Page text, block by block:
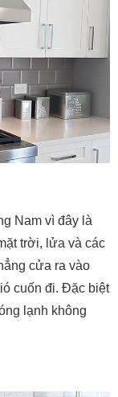
Nam vì đây là
trời, lửa và các
cửa ra vào
cuốn đi. Đặc biệt
lạnh không